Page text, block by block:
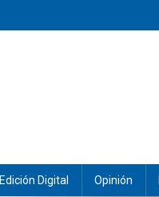
Edición Digital Opinión